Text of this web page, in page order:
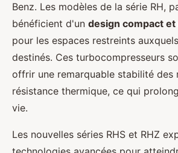
Benz. Les modèles de la série RH,
bénéficient d'un design compact
pour les espaces restreints
destinés. Ces turbocompresseurs
offrir une remarquable stabilité des
résistance thermique, ce qui
vie.
Les nouvelles séries RHS et RHZ